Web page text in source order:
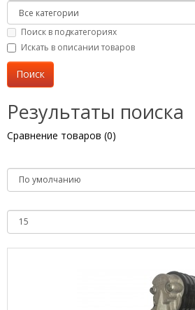
Поиск в подкатегориях
Искать в описании товаров
Результаты поиска
Сравнение товаров (0)